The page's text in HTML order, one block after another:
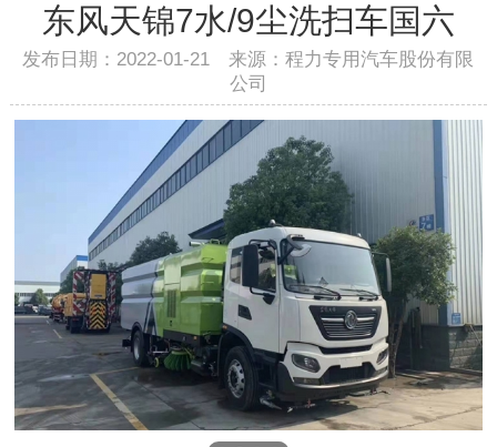
东风天锦7水/9尘洗扫车国六
发布日期：2022-01-21 来源：程力专用汽车股份有限
公司